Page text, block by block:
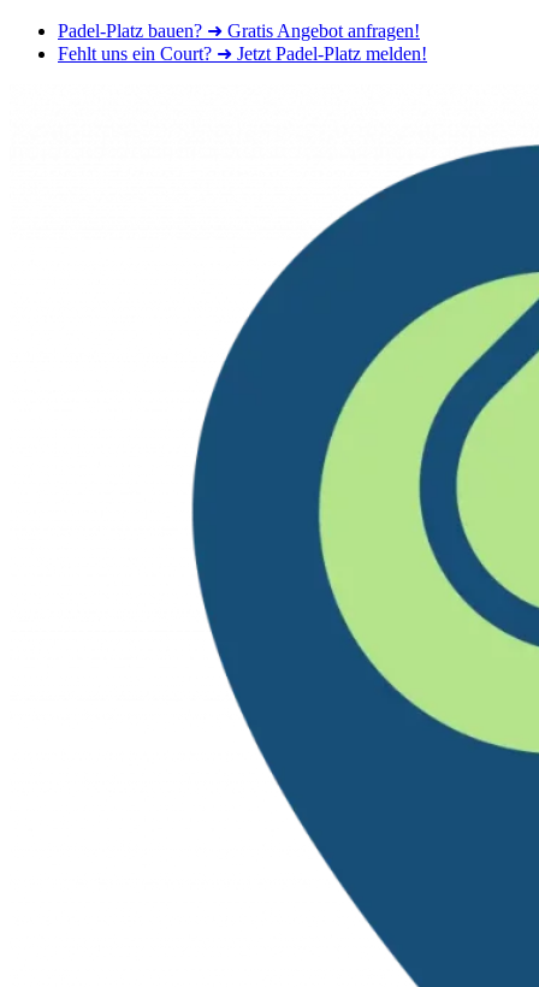
Padel-Platz bauen? ➜ Gratis Angebot anfragen!
Fehlt uns ein Court? ➜ Jetzt Padel-Platz melden!